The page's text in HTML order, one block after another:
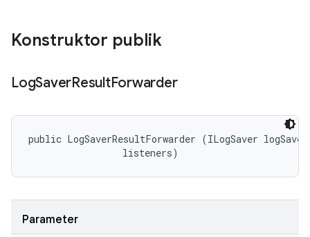
Konstruktor publik
LogSaverResultForwarder
public LogSaverResultForwarder (ILogSaver
listeners)
Parameter